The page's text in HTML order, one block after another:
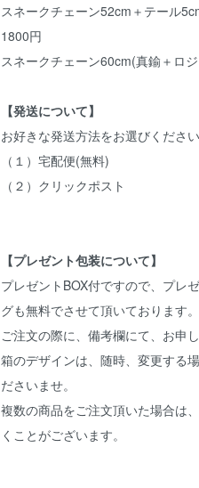
スネークチェーン52cm＋テール
1800円
スネークチェーン60cm(真鍮＋ロ
【発送について】
お好きな発送方法をお選びください
（１）宅配便(無料)
（２）クリックポスト
【プレゼント包装について】
プレゼントBOX付ですので、プレ
グも無料でさせて頂いております。
ご注文の際に、備考欄にて、お申
箱のデザインは、随時、変更する
ださいませ。
複数の商品をご注文頂いた場合は
くことがございます。